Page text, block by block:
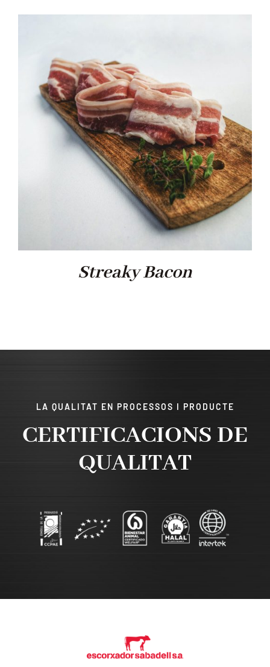
Streaky Bacon
LA QUALITAT EN PROCESSOS I PRODUCTE
CERTIFICACIONS DE
QUALITAT